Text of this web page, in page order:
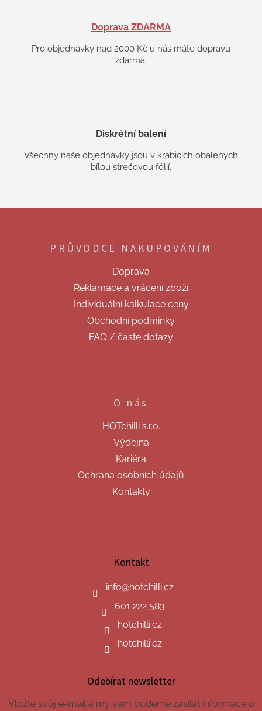
Doprava ZDARMA
Pro objednávky nad 2000 Kč u nás máte dopravu
zdarma.
Diskrétní balení
Všechny naše objednávky jsou v krabicích obalených
bílou strečovou fólií.
PRŮVODCE NAKUPOVÁNÍM
Doprava
Reklamace a vrácení zboží
Individuální kalkulace ceny
Obchodní podmínky
FAQ / časté dotazy
O nás
HOTchilli s.r.o.
Výdejna
Kariéra
Ochrana osobních údajů
Kontakty
Kontakt
info@hotchilli.cz
601 222 583
hotchilli.cz
hotchilli.cz
Odebírat newsletter
Vložte svůj e-mail a my vám budeme zasílat informace o